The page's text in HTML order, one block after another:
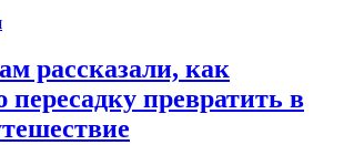
рассказали, как
превратить в